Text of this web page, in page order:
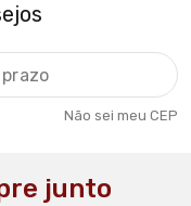
Não sei meu CEP
junto